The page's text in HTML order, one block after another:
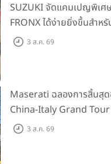
SUZUKI จัดแคมเปญพิเศษ
FRONX ได้ง่ายยิ่งขึ้นสำห
เริ่มต้น 5.99 แสนบาท จำ
3 ส.ค. 69
Maserati ฉลองการสิ้นสุ
China-Italy Grand
เมืองโมเดนา ประเทศอิตาลี
3 ส.ค. 69